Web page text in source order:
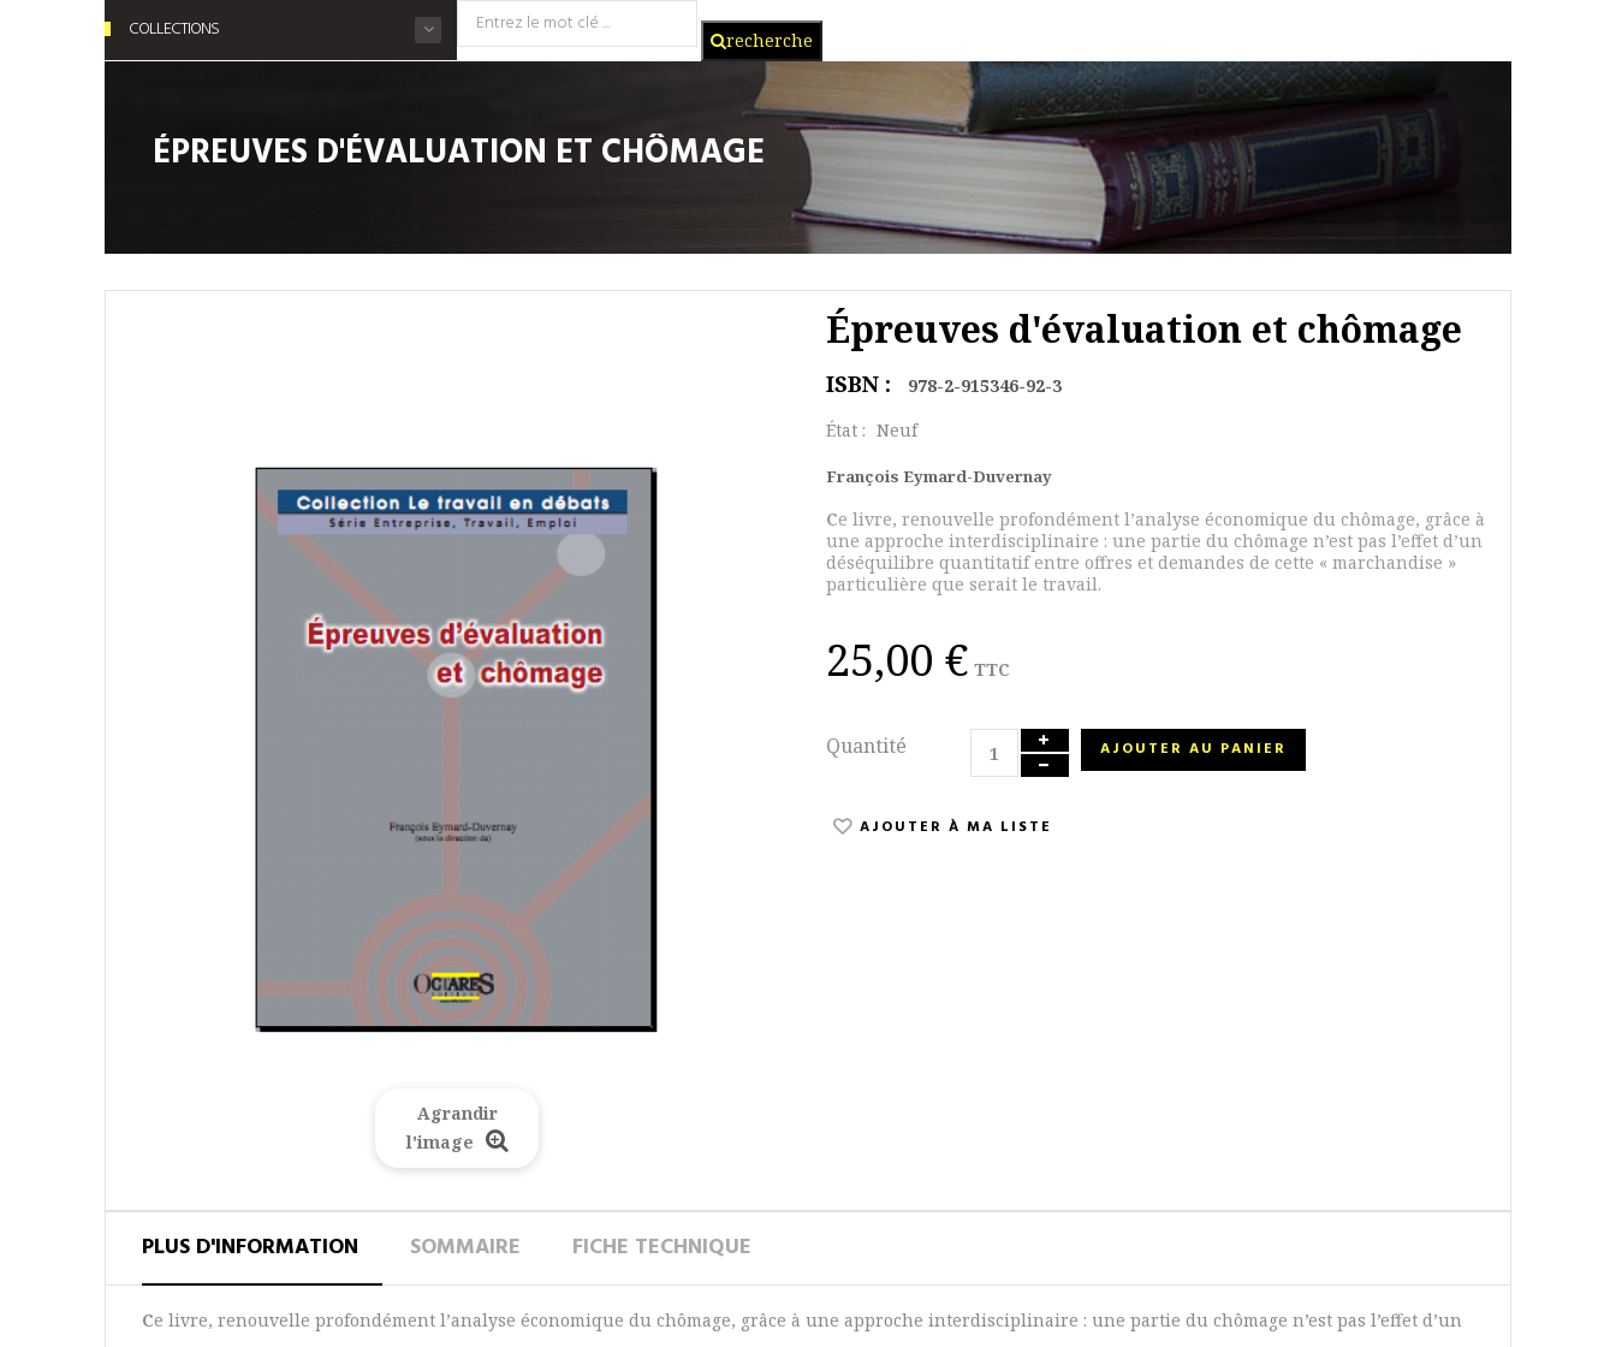
COLLECTIONS recherche
ÉPREUVES D'ÉVALUATION ET CHÔMAGE
Agrandir
l'image
Épreuves d'évaluation et chômage
ISBN :
978-2-915346-92-3
État : Neuf
François Eymard-Duvernay
Ce livre, renouvelle profondément l’analyse économique du chômage, grâce à
une approche interdisciplinaire : une partie du chômage n’est pas l’effet d’un
déséquilibre quantitatif entre offres et demandes de cette « marchandise »
particulière que serait le travail.
25,00 € TTC
Quantité AJOUTER AU PANIER
AJOUTER À MA LISTE
PLUS D'INFORMATION SOMMAIRE FICHE TECHNIQUE
Ce livre, renouvelle profondément l’analyse économique du chômage, grâce à une approche interdisciplinaire : une partie du chômage n’est pas l’effet d’un